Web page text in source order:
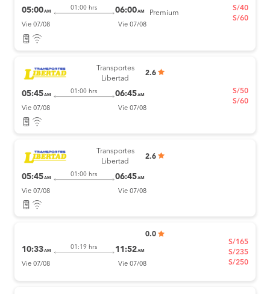
05:00AM
01:00 hrs 06:00AM
Vie 07/08 Vie 07/08
Premium
S/40
S/60
Transportes
Libertad
2.6
05:45AM
01:00 hrs 06:45AM
Vie 07/08 Vie 07/08
S/50
S/60
Transportes
Libertad
2.6
05:45AM
01:00 hrs 06:45AM
Vie 07/08 Vie 07/08
0.0
10:33AM
01:19 hrs 11:52AM
Vie 07/08 Vie 07/08
S/165
S/235
S/250